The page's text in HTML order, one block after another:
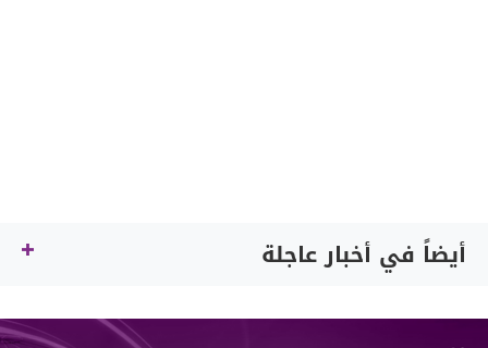
أيضاً في أخبار عاجلة